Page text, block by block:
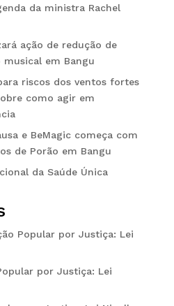
da ministra Rachel
ação de redução de
em Bangu
riscos dos ventos fortes
como agir em
e BeMagic começa com
de Porão em Bangu
da Saúde Única
Popular por Justiça: Lei
por Justiça: Lei